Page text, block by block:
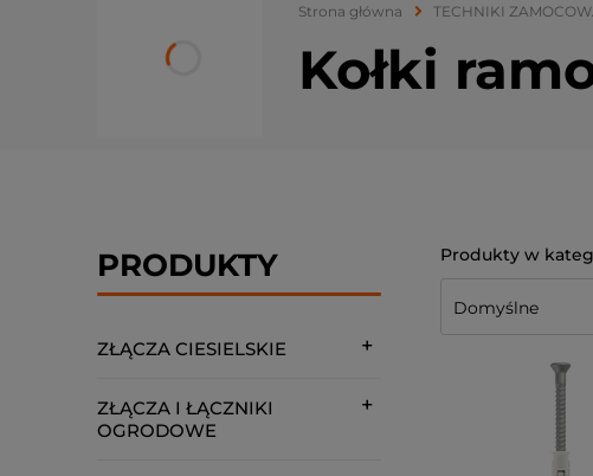
Strona główna TECHNIKI
Kołki
PRODUKTY
ZŁĄCZA CIESIELSKIE
ZŁĄCZA I ŁĄCZNIKI
OGRODOWE